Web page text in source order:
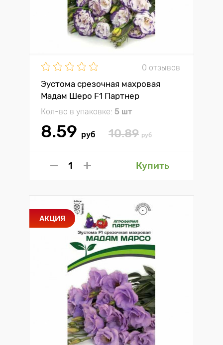
0 отзывов
Эустома срезочная махровая
Мадам Шеро F1 Партнер
Кол-во в упаковке: 5 шт
8.59 руб 10.89 руб
Купить
АКЦИЯ